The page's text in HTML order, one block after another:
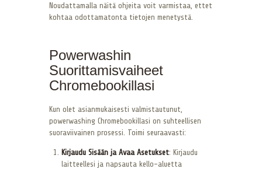
Noudattamalla näitä ohjeita voit varmistaa, ettet
kohtaa odottamatonta tietojen menetystä.
Powerwashin
Suorittamisvaiheet
Chromebookillasi
Kun olet asianmukaisesti valmistautunut,
powerwashing Chromebookillasi on suhteellisen
suoraviivainen prosessi. Toimi seuraavasti:
Kirjaudu Sisään ja Avaa Asetukset: Kirjaudu
laitteellesi ja napsauta kello-aluetta